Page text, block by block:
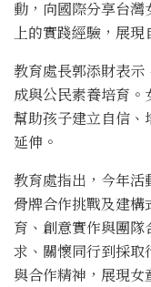
動，向國際分享台
上的實踐經驗，展
教育處長郭添財表
成與公民素養培育。
幫助孩子建立自信
延伸。
教育處指出，今年活
骨牌合作挑戰及建
育、創意實作與團
求、關懷同行到採取
與合作精神，展現女